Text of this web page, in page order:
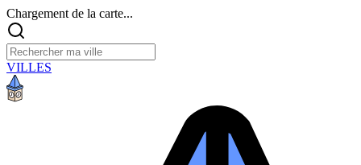
Chargement de la carte...
VILLES